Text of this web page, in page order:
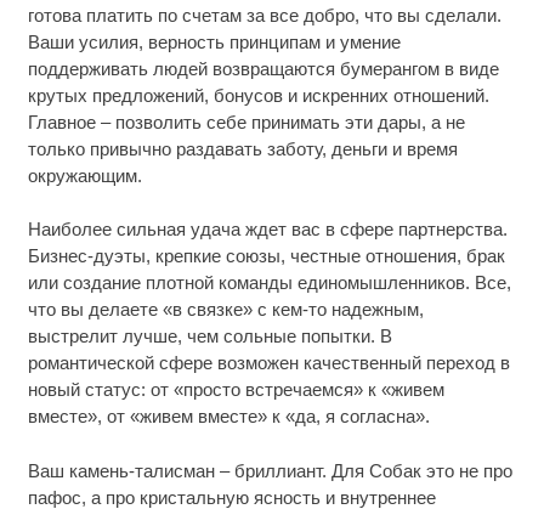
готова платить по счетам за все добро, что вы сделали.
Ваши усилия, верность принципам и умение
поддерживать людей возвращаются бумерангом в виде
крутых предложений, бонусов и искренних отношений.
Главное – позволить себе принимать эти дары, а не
только привычно раздавать заботу, деньги и время
окружающим.
Наиболее сильная удача ждет вас в сфере партнерства.
Бизнес-дуэты, крепкие союзы, честные отношения, брак
или создание плотной команды единомышленников. Все,
что вы делаете «в связке» с кем-то надежным,
выстрелит лучше, чем сольные попытки. В
романтической сфере возможен качественный переход в
новый статус: от «просто встречаемся» к «живем
вместе», от «живем вместе» к «да, я согласна».
Ваш камень-талисман – бриллиант. Для Собак это не про
пафос, а про кристальную ясность и внутреннее